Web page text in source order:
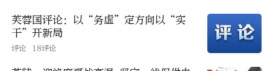
芙蓉国评论：以“务虚”定方向以“实
干”开新局
评论 18评论